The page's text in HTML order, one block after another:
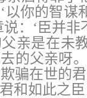
以你的智
说：‘臣并
亲是在未
的父亲呀
骗在世的
和如此之